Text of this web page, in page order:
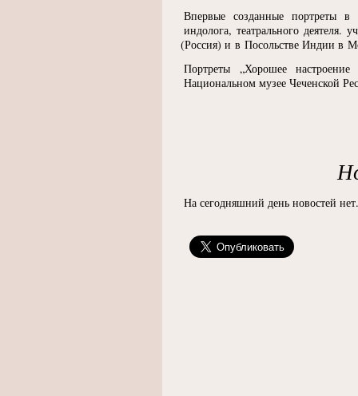
Впервые созданные портреты в
индолога, театрального деятеля.
(Россия) и в Посольстве Индии в
Портреты „Хорошее настроение
Национальном музее Чеченской
На сегодняшний день новостей